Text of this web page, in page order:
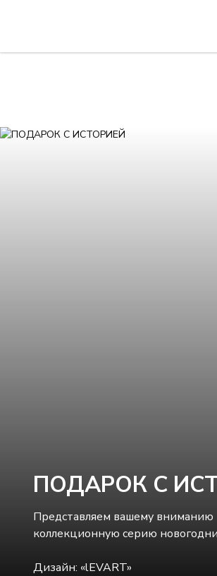
ПОДАРОК С
Представляем вашему вниманию
коллекционную серию
Дизайн: «lEVART»